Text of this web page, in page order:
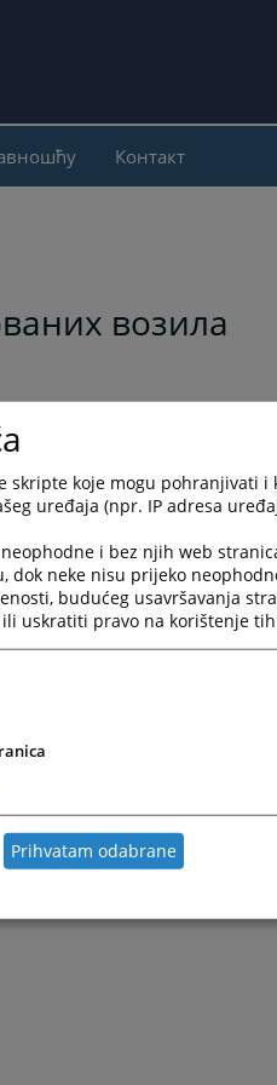
Контакт
возила
skripte koje mogu pohranjivati
uređaja (npr. IP adresa
i bez njih web
dok neke nisu prijeko
budućeg usavršavanja
uskratiti pravo na korištenje
Prihvatam odabrane